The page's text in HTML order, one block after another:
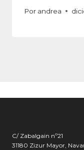
Por andrea
C/ Zabalgain nº21
31180 Zizur Mayor,